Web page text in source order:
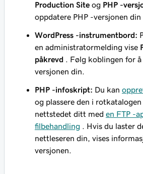
Production Site og PHP -
oppdatere PHP -versjonen din
WordPress -instrumentbord:
en administratormelding vise
påkrevd . Følg koblingen for
versjonen din.
PHP -infoskript: Du kan
og plassere den i
nettstedet ditt med en FTP -
filbehandling . Hvis du laster
nettleseren din, vises
versjonen.